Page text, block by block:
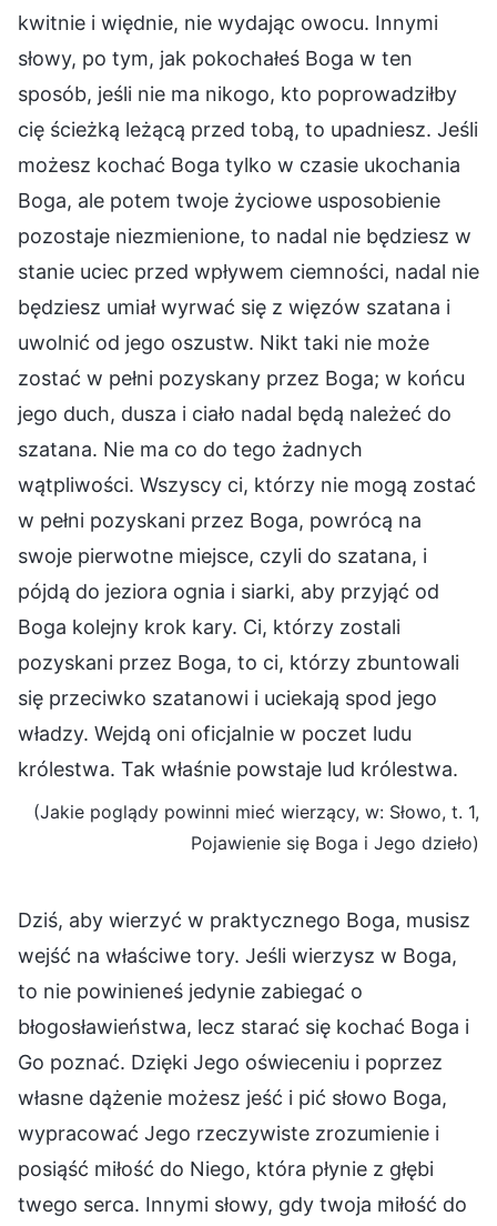
kwitnie i więdnie, nie wydając owocu. Innymi
słowy, po tym, jak pokochałeś Boga w ten
sposób, jeśli nie ma nikogo, kto poprowadziłby
cię ścieżką leżącą przed tobą, to upadniesz. Jeśli
możesz kochać Boga tylko w czasie ukochania
Boga, ale potem twoje życiowe usposobienie
pozostaje niezmienione, to nadal nie będziesz w
stanie uciec przed wpływem ciemności, nadal nie
będziesz umiał wyrwać się z więzów szatana i
uwolnić od jego oszustw. Nikt taki nie może
zostać w pełni pozyskany przez Boga; w końcu
jego duch, dusza i ciało nadal będą należeć do
szatana. Nie ma co do tego żadnych
wątpliwości. Wszyscy ci, którzy nie mogą zostać
w pełni pozyskani przez Boga, powrócą na
swoje pierwotne miejsce, czyli do szatana, i
pójdą do jeziora ognia i siarki, aby przyjąć od
Boga kolejny krok kary. Ci, którzy zostali
pozyskani przez Boga, to ci, którzy zbuntowali
się przeciwko szatanowi i uciekają spod jego
władzy. Wejdą oni oficjalnie w poczet ludu
królestwa. Tak właśnie powstaje lud królestwa.
(Jakie poglądy powinni mieć wierzący, w: Słowo, t. 1,
Pojawienie się Boga i Jego dzieło)
Dziś, aby wierzyć w praktycznego Boga, musisz
wejść na właściwe tory. Jeśli wierzysz w Boga,
to nie powinieneś jedynie zabiegać o
błogosławieństwa, lecz starać się kochać Boga i
Go poznać. Dzięki Jego oświeceniu i poprzez
własne dążenie możesz jeść i pić słowo Boga,
wypracować Jego rzeczywiste zrozumienie i
posiąść miłość do Niego, która płynie z głębi
twego serca. Innymi słowy, gdy twoja miłość do